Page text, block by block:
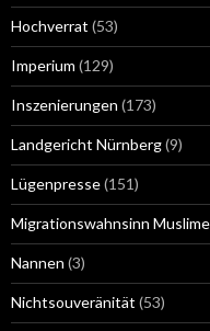
Hochverrat (53)
Imperium (129)
Inszenierungen (173)
Landgericht Nürnberg(9)
Lügenpresse(151)
Migrationswahnsinn Muslime
Nannen (3)
Nichtsouveränität (53)